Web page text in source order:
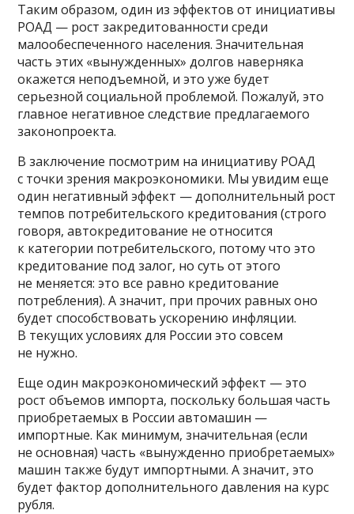
Таким образом, один из эффектов от инициативы
РОАД — рост закредитованности среди
малообеспеченного населения. Значительная
часть этих «вынужденных» долгов наверняка
окажется неподъемной, и это уже будет
серьезной социальной проблемой. Пожалуй, это
главное негативное следствие предлагаемого
законопроекта.
В заключение посмотрим на инициативу РОАД
с точки зрения макроэкономики. Мы увидим еще
один негативный эффект — дополнительный рост
темпов потребительского кредитования (строго
говоря, автокредитование не относится
к категории потребительского, потому что это
кредитование под залог, но суть от этого
не меняется: это все равно кредитование
потребления). А значит, при прочих равных оно
будет способствовать ускорению инфляции.
В текущих условиях для России это совсем
не нужно.
Еще один макроэкономический эффект — это
рост объемов импорта, поскольку большая часть
приобретаемых в России автомашин —
импортные. Как минимум, значительная (если
не основная) часть «вынужденно приобретаемых»
машин также будут импортными. А значит, это
будет фактор дополнительного давления на курс
рубля.